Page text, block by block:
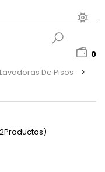
0
Lavadoras De Pisos
>